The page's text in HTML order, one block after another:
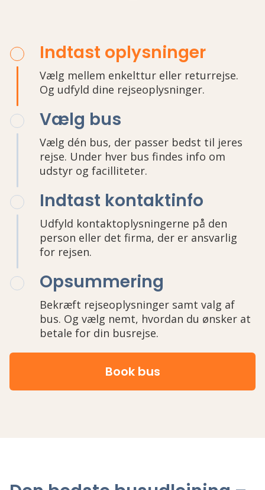
Indtast oplysninger
Vælg mellem enkelttur eller returrejse.
Og udfyld dine rejseoplysninger.
Vælg bus
Vælg dén bus, der passer bedst til jeres
rejse. Under hver bus findes info om
udstyr og facilliteter.
Indtast kontaktinfo
Udfyld kontaktoplysningerne på den
person eller det firma, der er ansvarlig
for rejsen.
Opsummering
Bekræft rejseoplysninger samt valg af
bus. Og vælg nemt, hvordan du ønsker at
betale for din busrejse.
Book bus